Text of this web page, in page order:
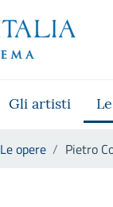
Gli artisti
Le opere Pietro